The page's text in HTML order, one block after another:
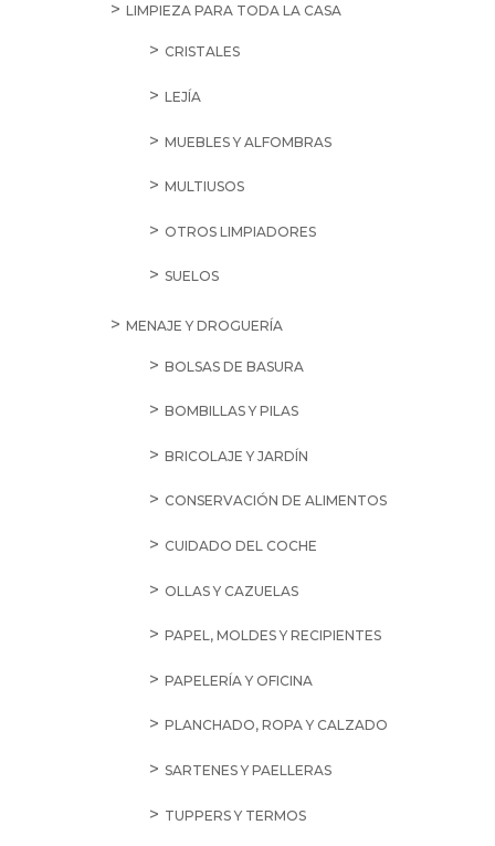
LIMPIEZA PARA TODA LA CASA
CRISTALES
LEJÍA
MUEBLES Y ALFOMBRAS
MULTIUSOS
OTROS LIMPIADORES
SUELOS
MENAJE Y DROGUERÍA
BOLSAS DE BASURA
BOMBILLAS Y PILAS
BRICOLAJE Y JARDÍN
CONSERVACIÓN DE ALIMENTOS
CUIDADO DEL COCHE
OLLAS Y CAZUELAS
PAPEL, MOLDES Y RECIPIENTES
PAPELERÍA Y OFICINA
PLANCHADO, ROPA Y CALZADO
SARTENES Y PAELLERAS
TUPPERS Y TERMOS